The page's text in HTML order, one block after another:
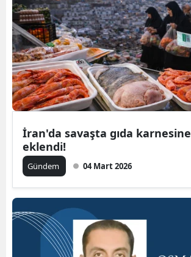
İran'da savaşta gıda
eklendi!
Gündem 04 Mart 2026